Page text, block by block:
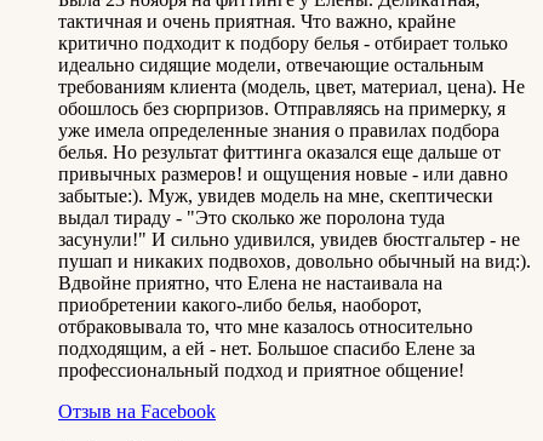
тактичная и очень приятная. Что важно, крайне
критично подходит к подбору белья - отбирает только
идеально сидящие модели, отвечающие остальным
требованиям клиента (модель, цвет, материал, цена). Не
обошлось без сюрпризов. Отправляясь на примерку, я
уже имела определенные знания о правилах подбора
белья. Но результат фиттинга оказался еще дальше от
привычных размеров! и ощущения новые - или давно
забытые:). Муж, увидев модель на мне, скептически
выдал тираду - "Это сколько же поролона туда
засунули!" И сильно удивился, увидев бюстгальтер - не
пушап и никаких подвохов, довольно обычный на вид:).
Вдвойне приятно, что Елена не настаивала на
приобретении какого-либо белья, наоборот,
отбраковывала то, что мне казалось относительно
подходящим, а ей - нет. Большое спасибо Елене за
профессиональный подход и приятное общение!
Отзыв на Facebook